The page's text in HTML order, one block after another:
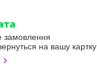
замовлення
на вашу картку